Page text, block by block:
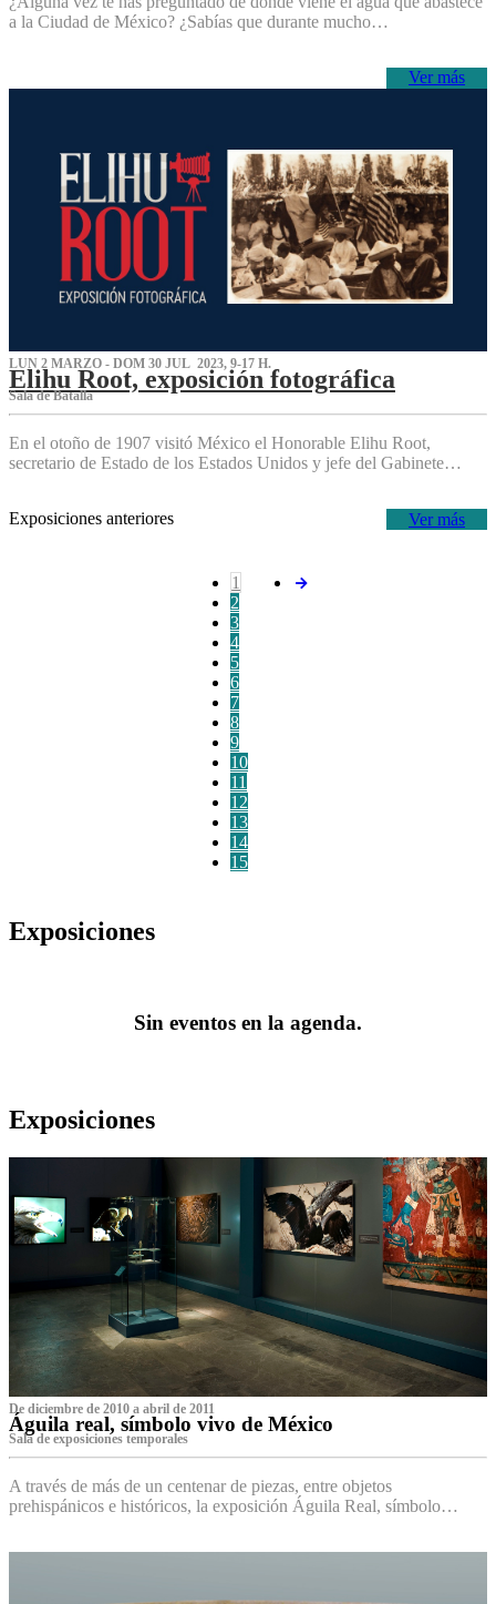
a la Ciudad de México? ¿Sabías que durante mucho…
Ver más
LUN 2 MARZO - DOM 30 JUL 2023, 9-17 H.
Elihu Root, exposición fotográfica
Sala de Batalla
En el otoño de 1907 visitó México el Honorable Elihu Root,
secretario de Estado de los Estados Unidos y jefe del Gabinete…
Ver más
Exposiciones anteriores
1
2
3
4
5
6
7
8
9
10
11
12
13
14
15
Exposiciones
Sin eventos en la agenda.
Exposiciones
De diciembre de 2010 a abril de 2011
Águila real, símbolo vivo de México
Sala de exposiciones temporales
A través de más de un centenar de piezas, entre objetos
prehispánicos e históricos, la exposición Águila Real, símbolo…